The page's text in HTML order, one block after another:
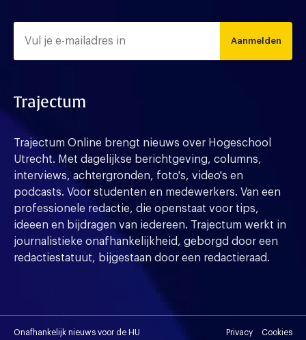
Aanmelden
Trajectum
Trajectum Online brengt nieuws over Hogeschool
Utrecht. Met dagelijkse berichtgeving, columns,
interviews, achtergronden, foto's, video's en
podcasts. Voor studenten en medewerkers. Van een
professionele redactie, die openstaat voor tips,
ideeen en bijdragen van iedereen. Trajectum werkt in
journalistieke onafhankelijkheid, geborgd door een
redactiestatuut, bijgestaan door een redactieraad.
Onafhankelijk nieuws voor de HU Privacy Cookies